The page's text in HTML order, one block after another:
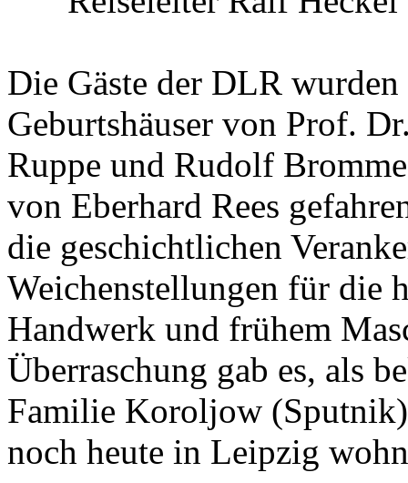
Die Gäste der DLR
Geburtshäuser von Prof.
Ruppe und Rudolf
von Eberhard Rees
die geschichtlichen
Weichenstellungen für die
Handwerk und frühem
Überraschung gab es, als
Familie Koroljow
noch heute in Leipzig